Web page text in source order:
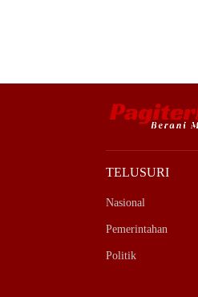
TELUSURI
Nasional
Pemerintahan
Politik